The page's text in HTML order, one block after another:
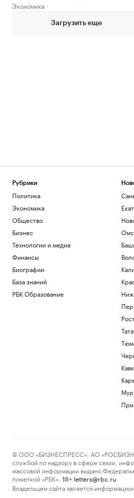
Экономика
Загрузить еще
Рубрики
Политика
Экономика
Общество
Бизнес
Технологии и медиа
Финансы
Биографии
База знаний
РБК Образование
© ООО «БИЗНЕСПРЕСС», АО
службой по надзору в сфере связи,
массовой информации выдано
пометкой «РБК».
18+ letters@rbc.ru
Владельцем сайта является